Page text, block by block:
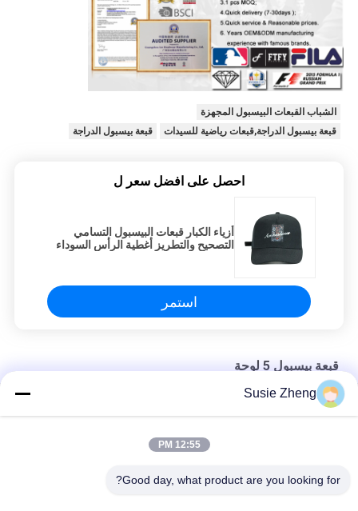
الشباب القبعات البيسبول المجهزة
قبعة بيسبول الدراجة,قبعات رياضية للسيدات
قبعة بيسبول الدراجة
احصل على افضل سعر ل
أزياء الكبار قبعات البيسبول التسامي
التصحيح والتطريز أغطية الرأس السوداء
استمر
قبعة بيسبول 5 لوحة
قبعة بيسبول 58 سم 5 ألواح مع مشبك بلاستيك
Susie Zheng
12:55 PM
Good day, what product are you looking for?